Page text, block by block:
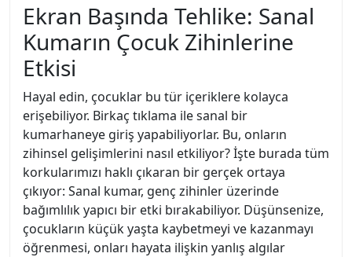
Ekran Başında Tehlike: Sanal
Kumarın Çocuk Zihinlerine
Etkisi
Hayal edin, çocuklar bu tür içeriklere kolayca
erişebiliyor. Birkaç tıklama ile sanal bir
kumarhaneye giriş yapabiliyorlar. Bu, onların
zihinsel gelişimlerini nasıl etkiliyor? İşte burada tüm
korkularımızı haklı çıkaran bir gerçek ortaya
çıkıyor: Sanal kumar, genç zihinler üzerinde
bağımlılık yapıcı bir etki bırakabiliyor. Düşünsenize,
çocukların küçük yaşta kaybetmeyi ve kazanmayı
öğrenmesi, onları hayata ilişkin yanlış algılar